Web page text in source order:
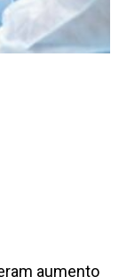
aumento